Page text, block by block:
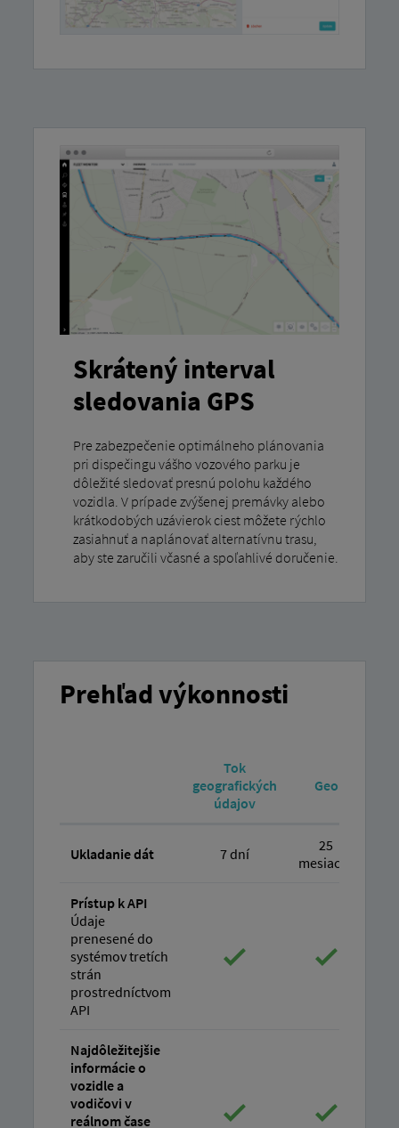
Skrátený interval
sledovania GPS
Pre zabezpečenie optimálneho plánovania
pri dispečingu vášho vozového parku je
dôležité sledovať presnú polohu každého
vozidla. V prípade zvýšenej premávky alebo
krátkodobých uzávierok ciest môžete rýchlo
zasiahnuť a naplánovať alternatívnu trasu,
aby ste zaručili včasné a spoľahlivé doručenie.
Prehľad výkonnosti
Tok
geografických
údajov
Geo
Ukladanie dát 7 dní
25
mesiacov
Prístup k API
Údaje
prenesené do
systémov tretích
strán
prostredníctvom
API
Najdôležitejšie
informácie o
vozidle a
vodičovi v
reálnom čase